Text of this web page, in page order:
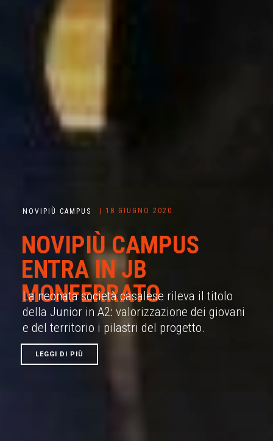
NOVIPIÙ CAMPUS | 18 GIUGNO 2020
NOVIPIÙ CAMPUS
ENTRA IN JB
MONFERRATO
La neonata società casalese rileva il titolo
della Junior in A2: valorizzazione dei giovani
e del territorio i pilastri del progetto.
LEGGI DI PIÙ